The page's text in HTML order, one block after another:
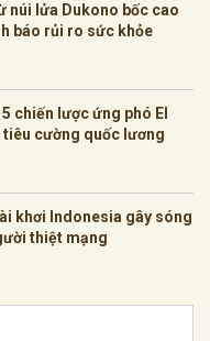
núi lửa Dukono bốc cao
báo rủi ro sức khỏe
chiến lược ứng phó El
cường quốc lương
khơi Indonesia gây sóng
thiệt mạng